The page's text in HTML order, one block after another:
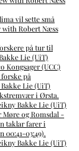
vil sette små
with Robert Næss
på tur til
Lie (UiT)
Kongsager (UCC)
på
Lie (UiT)
i Ørsta.
Bakke Lie (UiT)
og Romsdal -
taklar farer i
03:49).
Bakke Lie (UiT)​